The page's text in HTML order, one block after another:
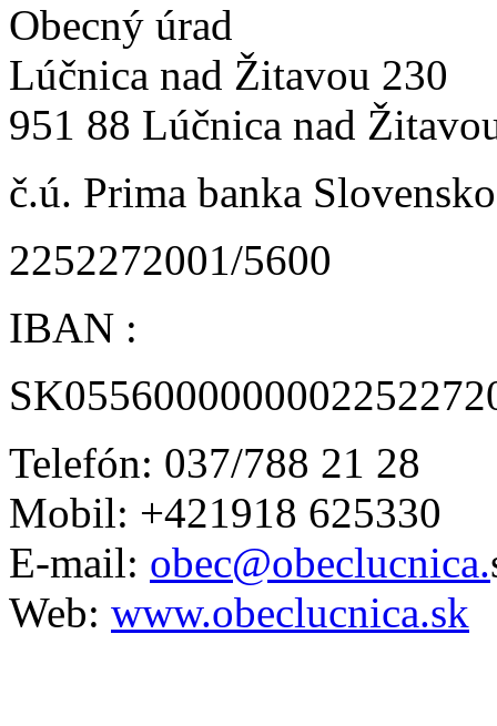
Obecný úrad
Lúčnica nad Žitavou 230
951 88 Lúčnica nad
č.ú. Prima banka
2252272001/5600
IBAN :
Telefón: 037/788 21 28
Mobil: +421918 625330
E-mail: obec@obeclucnica.
Web: www.obeclucnica.sk